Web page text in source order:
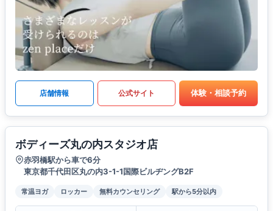
店舗情報 公式サイト 体験・相談予約
ボディーズ丸の内スタジオ店
赤羽橋駅から車で6分
東京都千代田区丸の内3-1-1国際ビルヂングB2F
常温ヨガ ロッカー 無料カウンセリング 駅から5分以内